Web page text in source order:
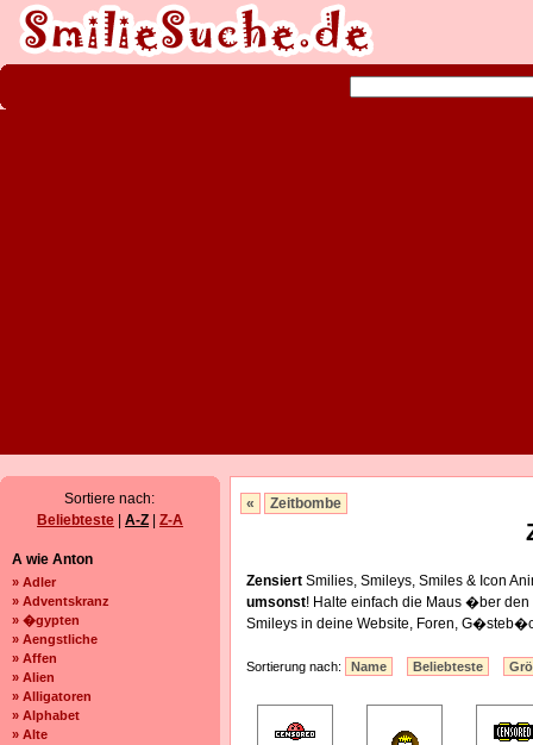
Sortiere nach:
Beliebteste
A-Z Z-A
A wie Anton
» Adler
» Adventskranz
» �gypten
» Aengstliche
» Affen
» Alien
» Alligatoren
» Alphabet
» Alte
« Zeitbombe
Zensiert Smilies, Smileys, Smiles & Icon
umsonst! Halte einfach die Maus �ber
Smileys in deine Website, Foren,
Sortierung nach: Name Beliebteste